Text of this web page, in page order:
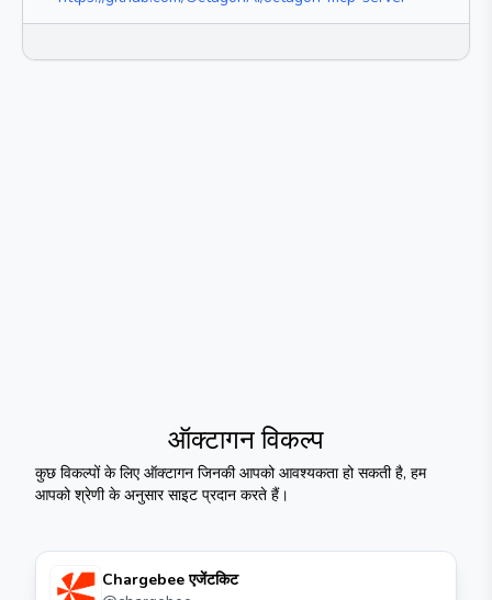
ऑक्टागनविकल्प
कुछ विकल्पों के लिएऑक्टागन जिनकी आपको आवश्यकता हो सकती है, हम
आपको श्रेणी के अनुसार साइट प्रदान करते हैं।
Chargebee एजेंटकिट